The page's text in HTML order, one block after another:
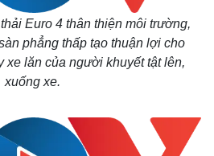
Euro 4 thân thiện môi trường,
phẳng thấp tạo thuận lợi cho
xe lăn của người khuyết tật lên,
xuống xe.